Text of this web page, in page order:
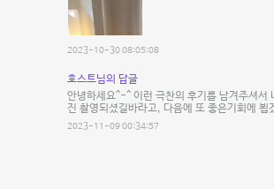
2023-10-30 08:05:08
호스트님의 답글
안녕하세요^-^ 이런 극찬의 후기를 남겨주셔서
진 촬영되셨길바라고, 다음에 또 좋은기회에 뵙
2023-11-09 00:34:57